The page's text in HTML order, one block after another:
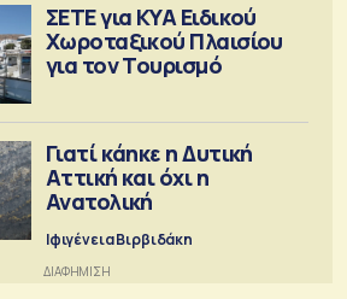
ΣΕΤΕ για ΚΥΑ Ειδικού
Χωροταξικού Πλαισίου
για τον Τουρισμό
Γιατί κάηκε η Δυτική
Αττική και όχι η
Ανατολική
Ιφιγένεια Βιρβιδάκη